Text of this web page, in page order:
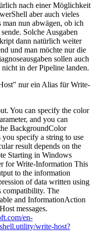
nach einer Möglichkeit
aber auch vieles
nun abwägen, ob ich
Solche Ausgaben
dann natürlich weiter
und man möchte nur die
sollen auch
in der Pipeline landen.
nur ein Alias für Write-
You can specify the color
and you can
BackgroundColor
you specify a string to use
result depends on the
Starting in Windows
for Write-Information This
to the information
of data written using
compatibility. The
and InformationAction
messages.
en-
write-host?